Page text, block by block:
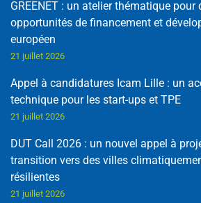
GREENET : un atelier thématique pour
opportunités de financement et
européen
21 juillet 2026
Appel à candidatures Icam Lille : un
technique pour les start-ups et TPE
21 juillet 2026
DUT Call 2026 : un nouvel appel à
transition vers des villes
résilientes
21 juillet 2026